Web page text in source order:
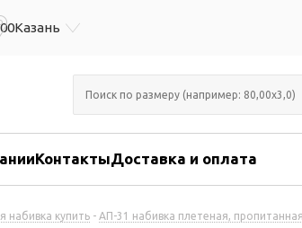
Казань
КонтактыДоставка и оплата
набивка купить - АП-31 набивка плетеная,